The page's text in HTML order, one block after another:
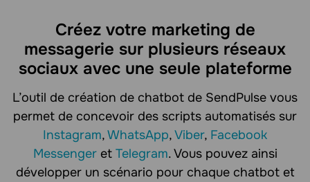
Créez votre marketing de
messagerie sur plusieurs réseaux
sociaux avec une seule plateforme
L’outil de création de chatbot de SendPulse vous
permet de concevoir des scripts automatisés sur
Instagram,WhatsApp,Viber, Facebook
Messengeret Telegram. Vous pouvez ainsi
développer un scénario pour chaque chatbot et